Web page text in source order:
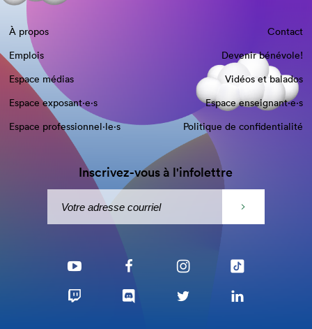
À propos
Contact
Emplois
Devenir bénévole!
Espace médias
Vidéos et balados
Espace exposant·e⋅s
Espace enseignant·e⋅s
Espace professionnel·le⋅s
Politique de confidentialité
Inscrivez-vous à l'infolettre